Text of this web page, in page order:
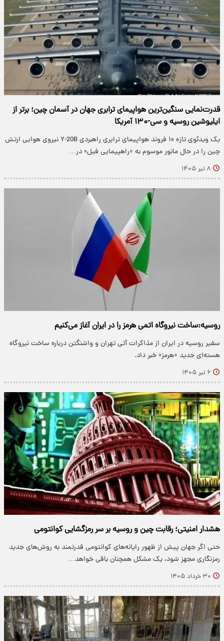
قدرت‌نمایی سنگین‌ترین هواپیمای ترابری جهان در آسمان چین؛ برتر از
ایلیوشین روسیه و سی-۱۳۰ آمریکا
یک ویدئوی تازه ۱۰ فروند هواپیمای ترابری راهبردی Y-20B نیروی هوایی ارتش
چین را در حال مانور موسوم به «راهپیمایی فیل» در…
۸ تیر ۱۴۰۵
روسیه:ساخت نیروگاه اتمی هرمز را در ایران آغاز می‌کنیم
سفیر روسیه در ایران از مذاکرات آتی تهران و واشنگتن درباره ساخت نیروگاه
هسته‌ای جدید «هرمز» خبر داد.
۶ تیر ۱۴۰۵
هشدار امنیتی؛ رقابت چین و روسیه بر سر رمزگشایی کوانتومی
حتی اگر جهان پیش از ظهور رایانه‌های کوانتومی قدرتمند به روش‌های جدید
رمزنگاری مجهز شود، یک مشکل همچنان باقی خواهد…
۳۰ خرداد ۱۴۰۵